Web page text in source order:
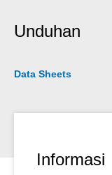
Unduhan
Data Sheets
Informasi